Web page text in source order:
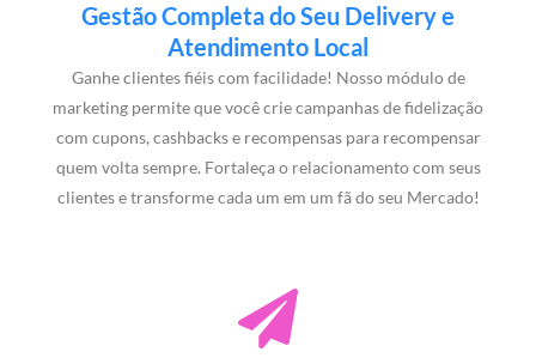
Gestão Completa do Seu Delivery e
Atendimento Local
Ganhe clientes fiéis com facilidade! Nosso módulo de
marketing permite que você crie campanhas de fidelização
com cupons, cashbacks e recompensas para recompensar
quem volta sempre. Fortaleça o relacionamento com seus
clientes e transforme cada um em um fã do seu Mercado!